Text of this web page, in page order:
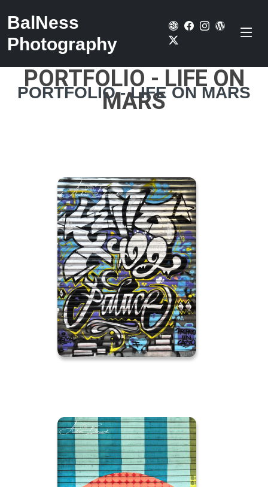
BalNess
Photography
PORTFOLIO - LIFE ON
MARS
PORTFOLIO - LIFE ON MARS